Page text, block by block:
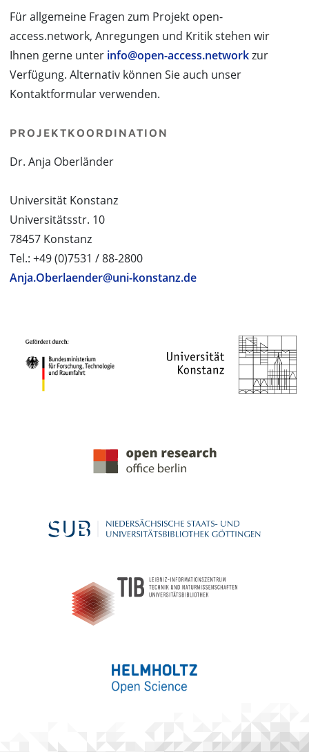
Für allgemeine Fragen zum Projekt open-
access.network, Anregungen und Kritik stehen wir
Ihnen gerne unter info@open-access.networkzur
Verfügung. Alternativ können Sie auch unser
Kontaktformular verwenden.
PROJEKTKOORDINATION
Dr. Anja Oberländer
Universität Konstanz
Universitätsstr. 10
78457 Konstanz
Tel.: +49 (0)7531 / 88-2800
Anja.Oberlaender@uni-konstanz.de